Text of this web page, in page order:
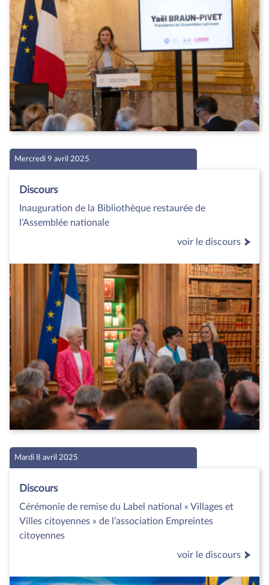
Mercredi 9 avril 2025
Discours
Inauguration de la Bibliothèque restaurée de
l’Assemblée nationale
voir le discours
Mardi 8 avril 2025
Discours
Cérémonie de remise du Label national « Villages et
Villes citoyennes » de l’association Empreintes
citoyennes
voir le discours